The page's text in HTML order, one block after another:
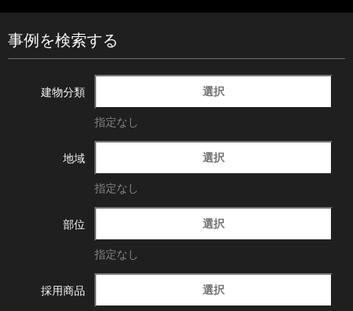
事例を検索する
建物分類 選択
指定なし
地域 選択
指定なし
部位 選択
指定なし
採用商品 選択